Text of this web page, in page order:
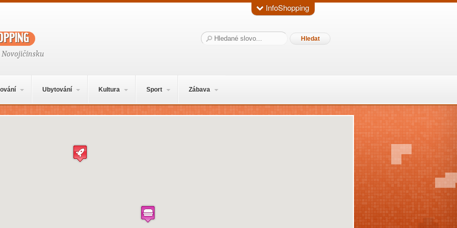
Hledat:
Ubytování Kultura Sport Zábava
InfoShopping